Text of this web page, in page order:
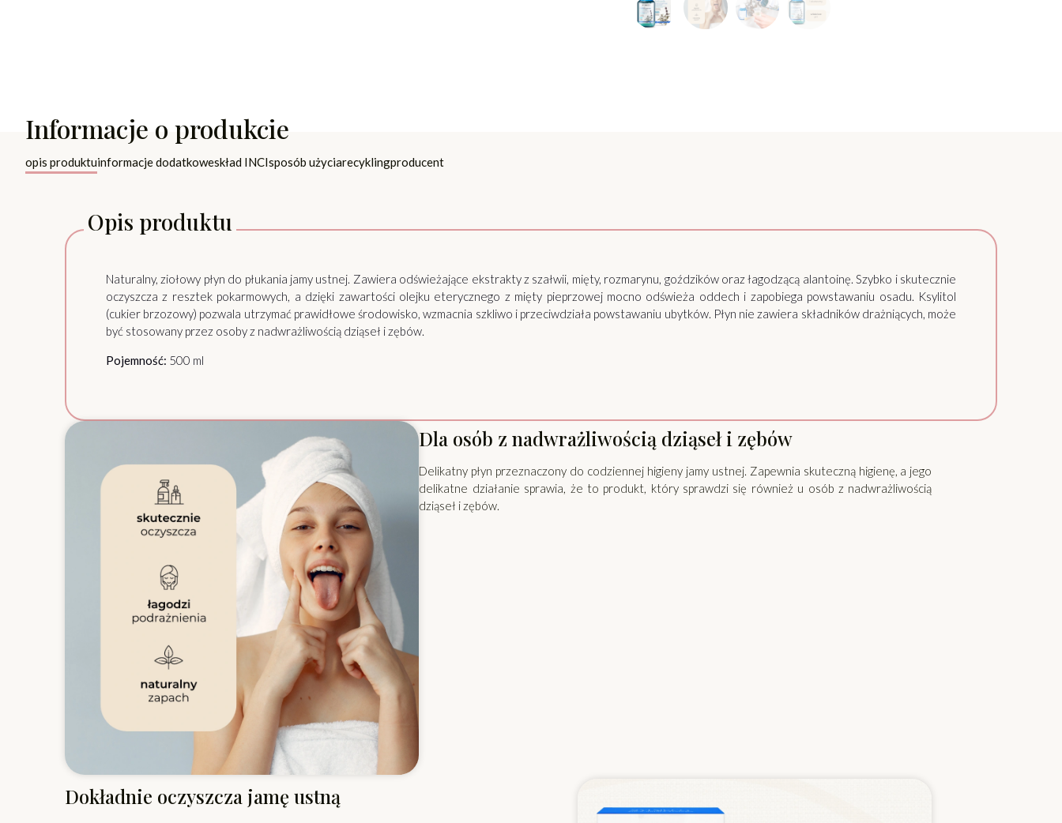
Informacje o produkcie
opis produktuinformacje dodatkoweskład INCIsposób użyciarecyklingproducent
Opis produktu
Naturalny, ziołowy płyn do płukania jamy ustnej. Zawiera odświeżające ekstrakty z szałwii, mięty, rozmarynu, goździków oraz łagodzącą alantoinę. Szybko i skutecznie
oczyszcza z resztek pokarmowych, a dzięki zawartości olejku eterycznego z mięty pieprzowej mocno odświeża oddech i zapobiega powstawaniu osadu. Ksylitol
(cukier brzozowy) pozwala utrzymać prawidłowe środowisko, wzmacnia szkliwo i przeciwdziała powstawaniu ubytków. Płyn nie zawiera składników drażniących, może
być stosowany przez osoby z nadwrażliwością dziąseł i zębów.
Pojemność: 500 ml
Dla osób z nadwrażliwością dziąseł i zębów
Delikatny płyn przeznaczony do codziennej higieny jamy ustnej. Zapewnia skuteczną higienę, a jego
delikatne działanie sprawia, że to produkt, który sprawdzi się również u osób z nadwrażliwością
dziąseł i zębów.
Dokładnie oczyszcza jamę ustną